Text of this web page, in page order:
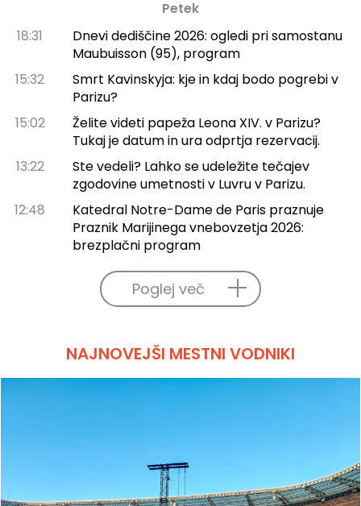
Petek
18:31
Dnevi dediščine 2026: ogledi pri samostanu
Maubuisson (95), program
15:32
Smrt Kavinskyja: kje in kdaj bodo pogrebi v
Parizu?
15:02
Želite videti papeža Leona XIV. v Parizu?
Tukaj je datum in ura odprtja rezervacij.
13:22
Ste vedeli? Lahko se udeležite tečajev
zgodovine umetnosti v Luvru v Parizu.
12:48
Katedral Notre-Dame de Paris praznuje
Praznik Marijinega vnebovzetja 2026:
brezplačni program
Poglej več
NAJNOVEJŠI MESTNI VODNIKI